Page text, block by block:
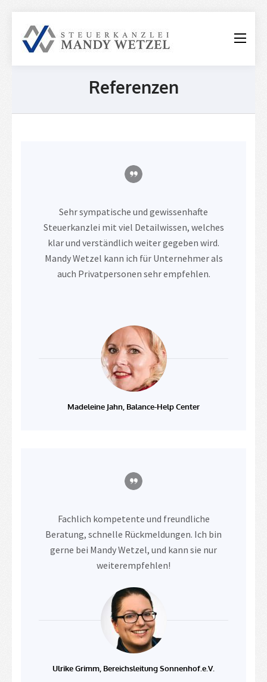
Steuerkanzlei
Referenzen
Sehr sympatische und gewissenhafte
Steuerkanzlei mit viel Detailwissen, welches
klar und verständlich weiter gegeben wird.
Mandy Wetzel kann ich für Unternehmer als
auch Privatpersonen sehr empfehlen.
Madeleine Jahn, Balance-Help Center
Fachlich kompetente und freundliche
Beratung, schnelle Rückmeldungen. Ich bin
gerne bei Mandy Wetzel, und kann sie nur
weiterempfehlen!
Ulrike Grimm, Bereichsleitung Sonnenhof.e.V.